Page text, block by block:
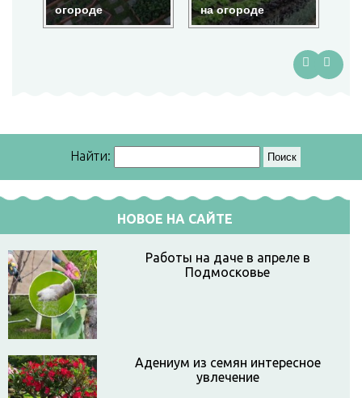
огороде
на огороде
Найти:
НОВОЕ НА САЙТЕ
Работы на даче в апреле в
Подмосковье
Адениум из семян интересное
увлечение